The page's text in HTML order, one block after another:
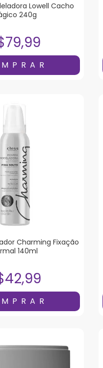
Lowell Cacho
240g
Charming Fixação
140ml